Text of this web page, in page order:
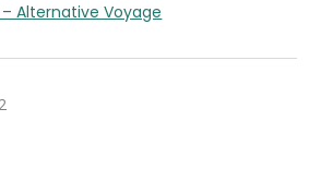
Alternative Voyage